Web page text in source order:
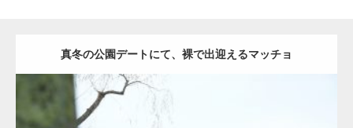
真冬の公園デートにて、裸で出迎えるマッチョ